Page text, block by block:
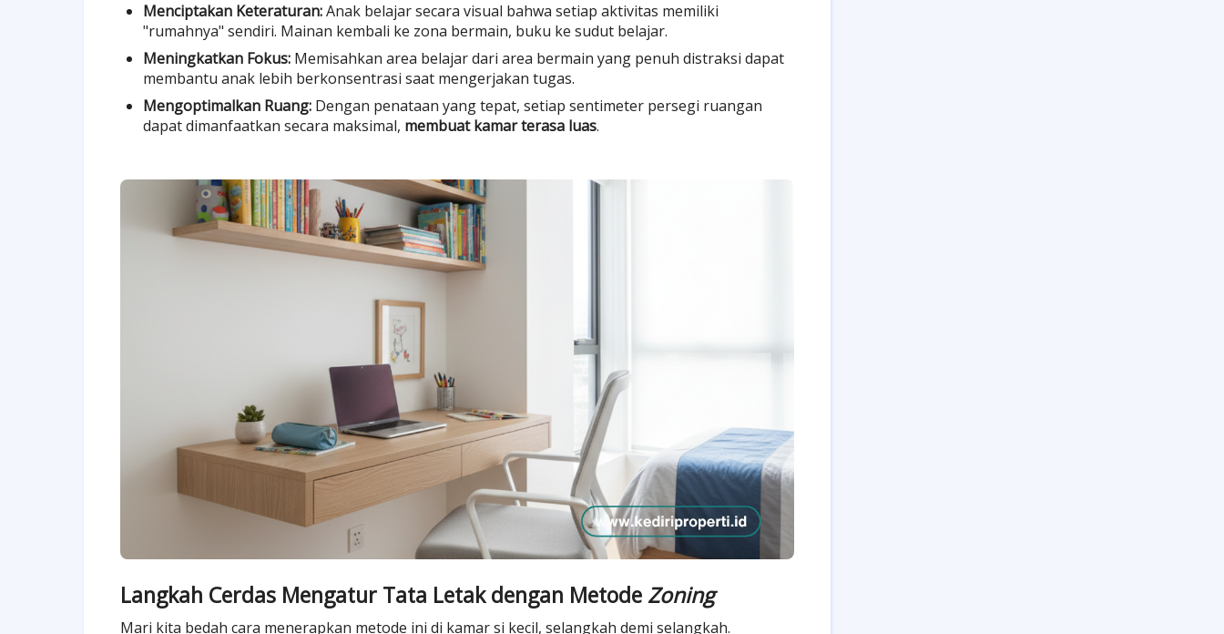
Menciptakan Keteraturan:Anak belajar secara visual bahwa setiap aktivitas memiliki
"rumahnya" sendiri. Mainan kembali ke zona bermain, buku ke sudut belajar.
Meningkatkan Fokus: Memisahkan area belajar dari area bermain yang penuh distraksi dapat
membantu anak lebih berkonsentrasi saat mengerjakan tugas.
Mengoptimalkan Ruang: Dengan penataan yang tepat, setiap sentimeter persegi ruangan
dapat dimanfaatkan secara maksimal, membuat kamar terasa luas.
Langkah Cerdas Mengatur Tata Letak dengan MetodeZoning
Mari kita bedah cara menerapkan metode ini di kamar si kecil, selangkah demi selangkah.